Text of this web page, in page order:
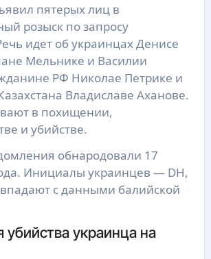
пятерых лиц в
розыск по запросу
идет об украинцах Денисе
Мельнике и Василии
РФ Николае Петрике и
Владиславе Аханове.
в похищении,
и убийстве.
обнародовали 17
Инициалы украинцев — DH,
с данными балийской
убийства украинца на